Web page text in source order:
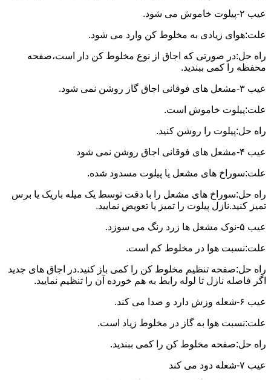
عیب ۲-پیلوت خاموش می شود.
علت:هوای زیادی به مخلوط کن وارد می شود.
راه حل:در صورتی که اجاق از نوع مخلوط کن دار است،صفحه
محفظه را کمی ببندید.
عیب ۳-مشعل های فوقانی اجاق گاز روشن نمی شود.
علت:پیلوت خاموش است.
راه حل:پیلوت را روشن کنید.
عیب ۴-مشعل های فوقانی اجاق روشن نمی شود
علت:سوراخ های مشعل یا پیلوت مسدود شده.
راه حل:سوراخ های مشعل را با دقت توسط یک میله باریک یا برس
تمیز کنید.نازل پیلوت را تمیز یا تعویض نمایید.
عیب ۵-نوک مشعل ها زرد رنگ می سوزد.
علت:نسبت هوا در مخلوط کم است.
راه حل:صفحه تنظیم مخلوط کن را کمی باز کنید.در اجاق های جدید
اگر فاصله نازل تا لوله رابط به هم خورده آن را تنظیم نمایید.
عیب ۶-شعله وزش دارد و صدا می کند.
علت:نسبت هوا به گاز در مخلوط زیاد است.
راه حل:صفحه مخلوط کن را کمی ببندید.
عیب ۷-شعله دود می کند